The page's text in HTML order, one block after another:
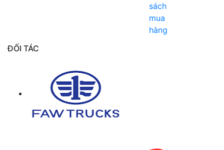
sách
mua
hàng
ĐỐI TÁC